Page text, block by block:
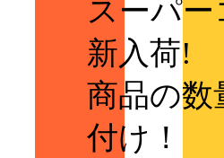
スーパ
新入荷!
商品の数
付け！